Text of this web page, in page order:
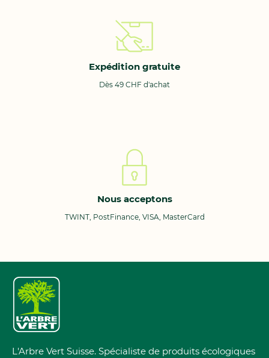
Expédition gratuite
Dès 49 CHF d'achat
Nous acceptons
TWINT, PostFinance, VISA, MasterCard
L'Arbre Vert Suisse. Spécialiste de produits écologiques